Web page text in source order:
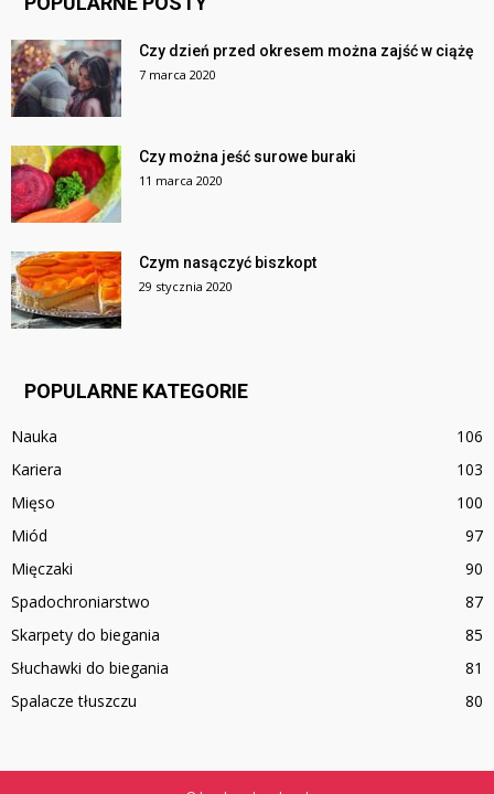
Czy dzień przed okresem można zajść w ciążę
7 marca 2020
Czy można jeść surowe buraki
11 marca 2020
Czym nasączyć biszkopt
29 stycznia 2020
POPULARNE KATEGORIE
Nauka
106
Kariera
103
Mięso
100
Miód
97
Mięczaki
90
Spadochroniarstwo
87
Skarpety do biegania
85
Słuchawki do biegania
81
Spalacze tłuszczu
80